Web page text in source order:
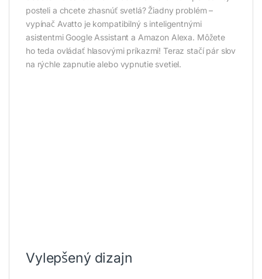
posteli a chcete zhasnúť svetlá? Žiadny problém –
vypínač Avatto je kompatibilný s inteligentnými
asistentmi Google Assistant a Amazon Alexa. Môžete
ho teda ovládať hlasovými príkazmi! Teraz stačí pár slov
na rýchle zapnutie alebo vypnutie svetiel.
Vylepšený dizajn